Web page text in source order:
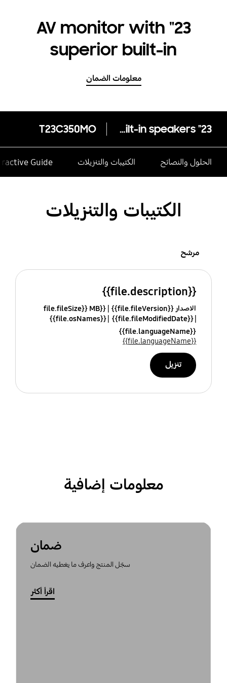
23" AV monitor with
superior built-in
speakers
معلومات الضمان
23" AV monitor with superior built-in speakers
T23C350MO
الحلول والنصائح الكتيبات والتنزيلات Guide
الكتيبات والتنزيلات
مرشح
{{file.description}}
الاصدار {{file.fileVersion}}
{{file.fileSize}} MB
{{file.fileModifiedDate}}
{{file.osNames}}
{{file.languageName}}
{{file.languageName}}
تنزيل
معلومات إضافية
ضمان
سجّل المنتج واعرف ما يغطيه الضمان
اقرأ أكثر